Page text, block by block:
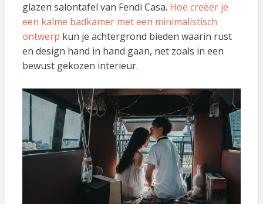
glazen salontafel van Fendi Casa. Hoe creëer je
een kalme badkamer met een minimalistisch
ontwerp kun je achtergrond bieden waarin rust
en design hand in hand gaan, net zoals in een
bewust gekozen interieur.